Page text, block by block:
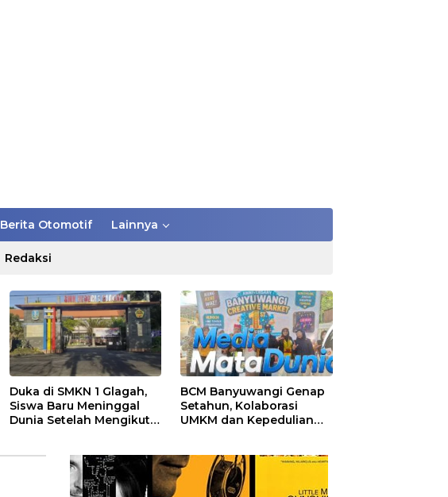
Berita Otomotif Lainnya
Redaksi
Duka di SMKN 1 Glagah,
Siswa Baru Meninggal
Dunia Setelah Mengikuti
BCM Banyuwangi Genap
Setahun, Kolaborasi
UMKM dan Kepedulian